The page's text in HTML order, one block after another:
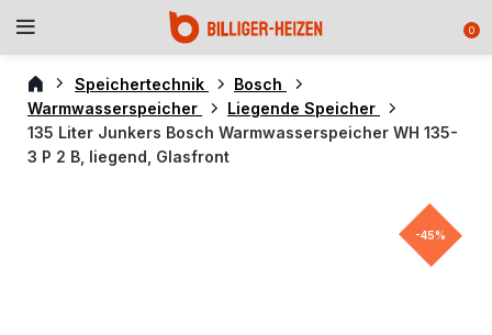
0
Speichertechnik
Bosch
Warmwasserspeicher
Liegende Speicher
135 Liter Junkers Bosch Warmwasserspeicher WH 135-
3 P 2 B, liegend, Glasfront
-45%